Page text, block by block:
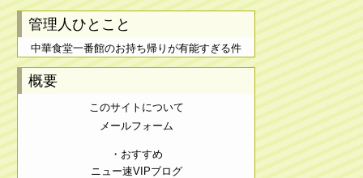
管理人ひとこと
中華食堂一番館のお持ち帰りが有能すぎる件
概要
このサイトについて
メールフォーム
・おすすめ
ニュー速VIPブログ